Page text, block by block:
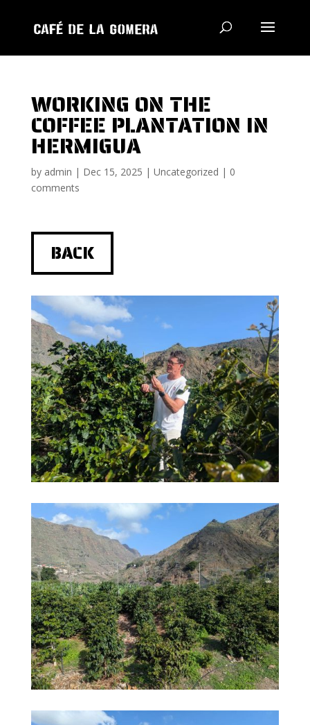
WORKING ON THE
COFFEE PLANTATION IN
HERMIGUA
by admin | Dec 15, 2025 | Uncategorized | 0
comments
BACK